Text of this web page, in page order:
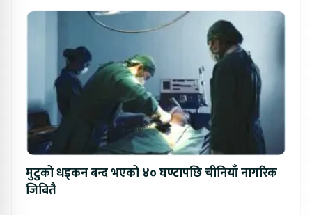
मुटुको धड्कन बन्द भएको ४० घण्टापछि चीनियाँ नागरिक
जिबितै